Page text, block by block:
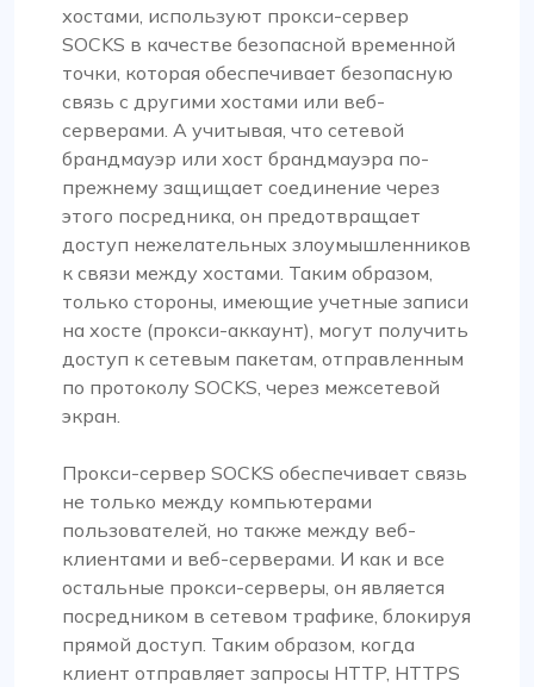
хостами, используют прокси-сервер
SOCKS в качестве безопасной временной
точки, которая обеспечивает безопасную
связь с другими хостами или веб-
серверами. А учитывая, что сетевой
брандмауэр или хост брандмауэра по-
прежнему защищает соединение через
этого посредника, он предотвращает
доступ нежелательных злоумышленников
к связи между хостами. Таким образом,
только стороны, имеющие учетные записи
на хосте (прокси-аккаунт), могут получить
доступ к сетевым пакетам, отправленным
по протоколу SOCKS, через межсетевой
экран.
Прокси-сервер SOCKS обеспечивает связь
не только между компьютерами
пользователей, но также между веб-
клиентами и веб-серверами. И как и все
остальные прокси-серверы, он является
посредником в сетевом трафике, блокируя
прямой доступ. Таким образом, когда
клиент отправляет запросы HTTP, HTTPS